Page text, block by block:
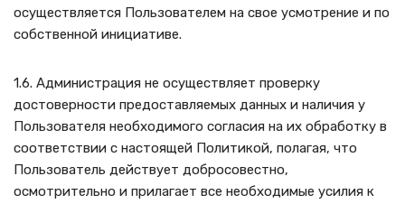
осуществляется Пользователем на свое усмотрение и по
собственной инициативе.
1.6. Администрация не осуществляет проверку
достоверности предоставляемых данных и наличия у
Пользователя необходимого согласия на их обработку в
соответствии с настоящей Политикой, полагая, что
Пользователь действует добросовестно,
осмотрительно и прилагает все необходимые усилия к